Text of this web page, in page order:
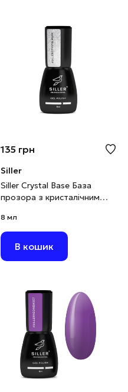
135 грн
Siller
Siller Crystal Base База
прозора з кристалічним
8 мл
В кошик